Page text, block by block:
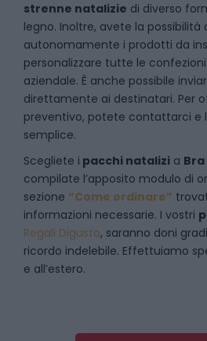
strenne natalizie di diverso
legno. Inoltre, avete la possibilità
autonomamente i prodotti da
personalizzare tutte le
aziendale. È anche possibile
direttamente ai destinatari. Per
preventivo, potete contattarci e
semplice.
Scegliete i pacchi natalizi a Bra
compilate l’apposito modulo di
sezione “Come ordinare”
informazioni necessarie. I vostri
Regali Digusto, saranno doni
ricordo indelebile. Effettuiamo
e all’estero.